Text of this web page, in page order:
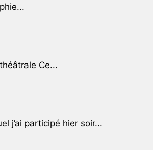
Ce...
j’ai participé hier soir...